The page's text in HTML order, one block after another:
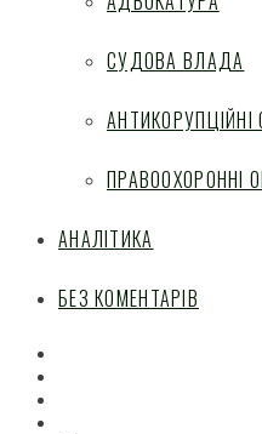
СУДОВА ВЛАДА
АНТИКОРУПЦІЙНІ
ПРАВООХОРОННІ
АНАЛІТИКА
БЕЗ КОМЕНТАРІВ